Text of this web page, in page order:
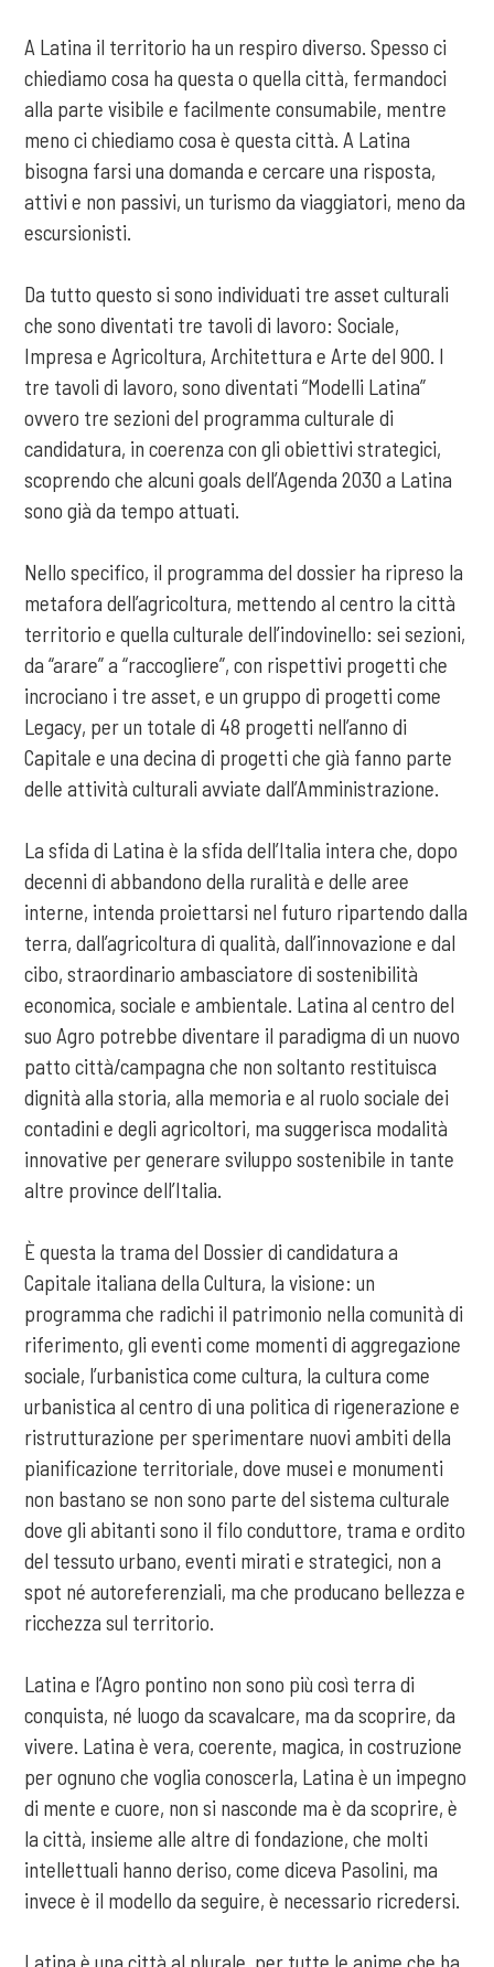
A Latina il territorio ha un respiro diverso. Spesso ci
chiediamo cosa ha questa o quella città, fermandoci
alla parte visibile e facilmente consumabile, mentre
meno ci chiediamo cosa è questa città. A Latina
bisogna farsi una domanda e cercare una risposta,
attivi e non passivi, un turismo da viaggiatori, meno da
escursionisti.
Da tutto questo si sono individuati tre asset culturali
che sono diventati tre tavoli di lavoro: Sociale,
Impresa e Agricoltura, Architettura e Arte del 900. I
tre tavoli di lavoro, sono diventati “Modelli Latina”
ovvero tre sezioni del programma culturale di
candidatura, in coerenza con gli obiettivi strategici,
scoprendo che alcuni goals dell’Agenda 2030 a Latina
sono già da tempo attuati.
Nello specifico, il programma del dossier ha ripreso la
metafora dell’agricoltura, mettendo al centro la città
territorio e quella culturale dell’indovinello: sei sezioni,
da “arare” a “raccogliere”, con rispettivi progetti che
incrociano i tre asset, e un gruppo di progetti come
Legacy, per un totale di 48 progetti nell’anno di
Capitale e una decina di progetti che già fanno parte
delle attività culturali avviate dall’Amministrazione.
La sfida di Latina è la sfida dell’Italia intera che, dopo
decenni di abbandono della ruralità e delle aree
interne, intenda proiettarsi nel futuro ripartendo dalla
terra, dall’agricoltura di qualità, dall’innovazione e dal
cibo, straordinario ambasciatore di sostenibilità
economica, sociale e ambientale. Latina al centro del
suo Agro potrebbe diventare il paradigma di un nuovo
patto città/campagna che non soltanto restituisca
dignità alla storia, alla memoria e al ruolo sociale dei
contadini e degli agricoltori, ma suggerisca modalità
innovative per generare sviluppo sostenibile in tante
altre province dell’Italia.
È questa la trama del Dossier di candidatura a
Capitale italiana della Cultura, la visione: un
programma che radichi il patrimonio nella comunità di
riferimento, gli eventi come momenti di aggregazione
sociale, l’urbanistica come cultura, la cultura come
urbanistica al centro di una politica di rigenerazione e
ristrutturazione per sperimentare nuovi ambiti della
pianificazione territoriale, dove musei e monumenti
non bastano se non sono parte del sistema culturale
dove gli abitanti sono il filo conduttore, trama e ordito
del tessuto urbano, eventi mirati e strategici, non a
spot né autoreferenziali, ma che producano bellezza e
ricchezza sul territorio.
Latina e l’Agro pontino non sono più così terra di
conquista, né luogo da scavalcare, ma da scoprire, da
vivere. Latina è vera, coerente, magica, in costruzione
per ognuno che voglia conoscerla, Latina è un impegno
di mente e cuore, non si nasconde ma è da scoprire, è
la città, insieme alle altre di fondazione, che molti
intellettuali hanno deriso, come diceva Pasolini, ma
invece è il modello da seguire, è necessario ricredersi.